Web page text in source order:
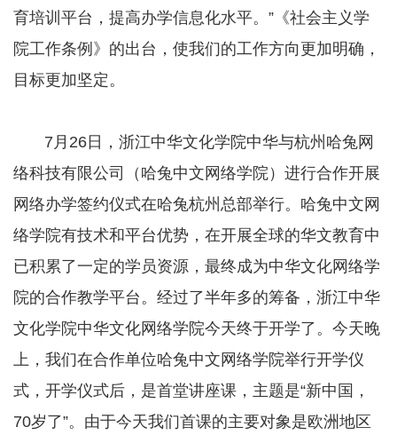
育培训平台，提高办学信息化水平。”《社会主义学
院工作条例》的出台，使我们的工作方向更加明确，
目标更加坚定。
7月26日，浙江中华文化学院中华与杭州哈兔网
络科技有限公司（哈兔中文网络学院）进行合作开展
网络办学签约仪式在哈兔杭州总部举行。哈兔中文网
络学院有技术和平台优势，在开展全球的华文教育中
已积累了一定的学员资源，最终成为中华文化网络学
院的合作教学平台。经过了半年多的筹备，浙江中华
文化学院中华文化网络学院今天终于开学了。今天晚
上，我们在合作单位哈兔中文网络学院举行开学仪
式，开学仪式后，是首堂讲座课，主题是“新中国，
70岁了”。由于今天我们首课的主要对象是欧洲地区